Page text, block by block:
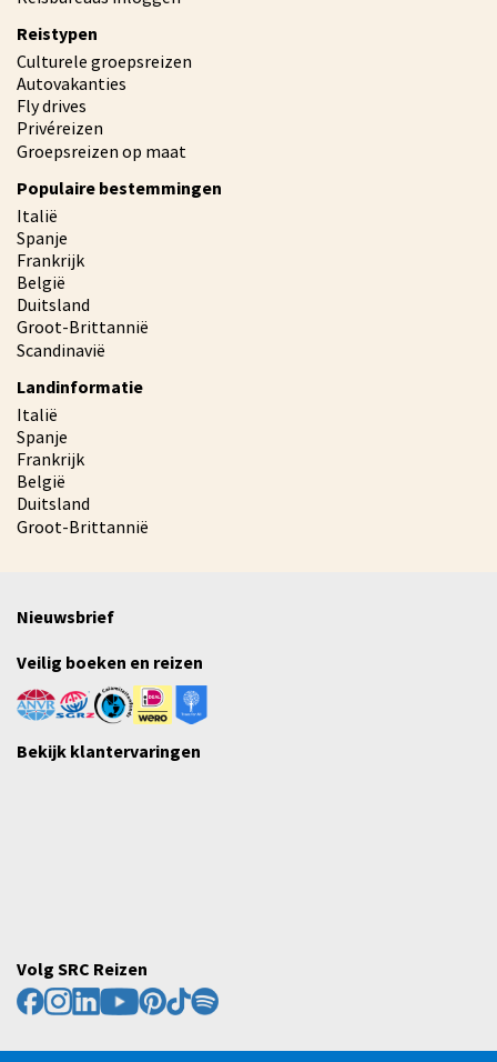
Reistypen
Culturele groepsreizen
Autovakanties
Fly drives
Privéreizen
Groepsreizen op maat
Populaire bestemmingen
Italië
Spanje
Frankrijk
België
Duitsland
Groot-Brittannië
Scandinavië
Landinformatie
Italië
Spanje
Frankrijk
België
Duitsland
Groot-Brittannië
Nieuwsbrief
Veilig boeken en reizen
Bekijk klantervaringen
Volg SRC Reizen